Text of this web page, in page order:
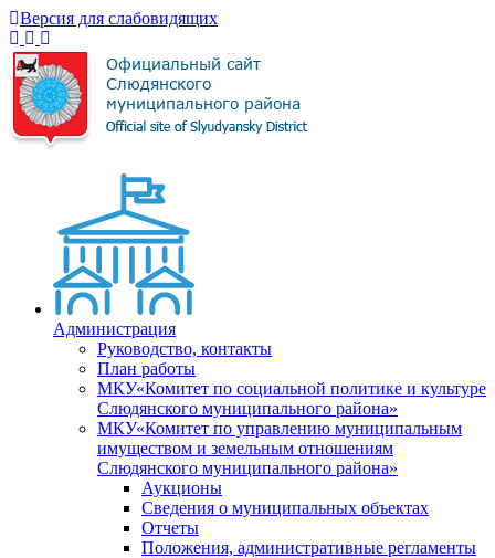
Версия для слабовидящих
Администрация
Руководство, контакты
План работы
МКУ«Комитет по социальной политике и культуре
Слюдянского муниципального района»
МКУ«Комитет по управлению муниципальным
имуществом и земельным отношениям
Слюдянского муниципального района»
Аукционы
Сведения о муниципальных объектах
Отчеты
Положения, административные регламенты